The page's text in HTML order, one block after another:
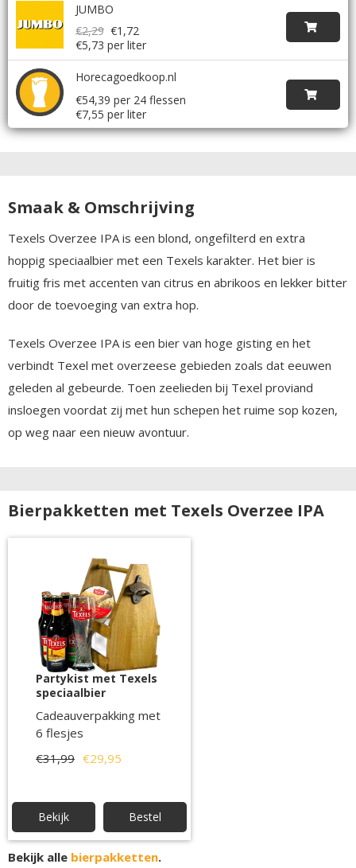
JUMBO
€2,29 €1,72
€5,73 per liter
Horecagoedkoop.nl
€54,39 per 24 flessen
€7,55 per liter
Smaak & Omschrijving
Texels Overzee IPA is een blond, ongefilterd en extra
hoppig speciaalbier met een Texels karakter. Het bier is
fruitig fris met accenten van citrus en abrikoos en lekker bitter
door de toevoeging van extra hop.
Texels Overzee IPA is een bier van hoge gisting en het
verbindt Texel met overzeese gebieden zoals dat eeuwen
geleden al gebeurde. Toen zeelieden bij Texel proviand
insloegen voordat zij met hun schepen het ruime sop kozen,
op weg naar een nieuw avontuur.
Bierpakketten met Texels Overzee IPA
Partykist met Texels
speciaalbier
Cadeauverpakking met
6 flesjes
€31,99 €29,95
Bekijk Bestel
Bekijk alle bierpakketten.